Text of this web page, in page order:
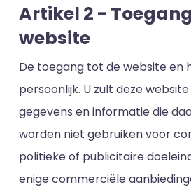
Artikel 2 -
website
De toegang tot de website en
persoonlijk. U zult deze
gegevens en informatie die
worden niet gebruiken voor
politieke of publicitaire
enige commerciële